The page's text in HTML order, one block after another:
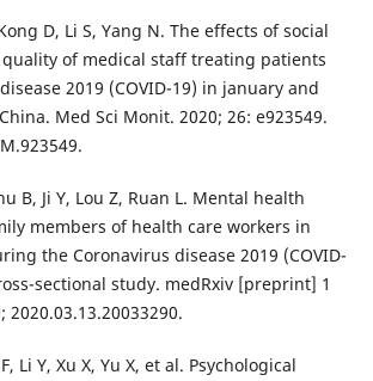
D, Li S, Yang N. The effects of social
of medical staff treating patients
2019 (COVID-19) in january and
Med Sci Monit. 2020; 26: e923549.
B, Ji Y, Lou Z, Ruan L. Mental health
members of health care workers in
the Coronavirus disease 2019 (COVID-
sectional study. medRxiv [preprint] 1
2020.03.13.20033290.
Li Y, Xu X, Yu X, et al. Psychological